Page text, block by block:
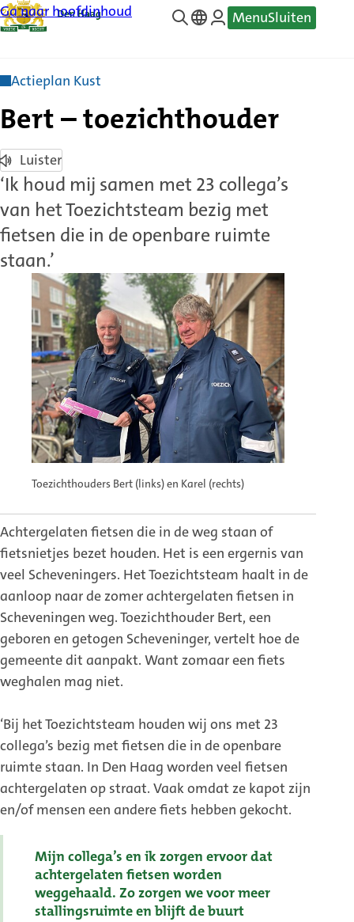
Ga naar hoofdinhoud
—
MenuSluiten
Actieplan Kust
Bert – toezichthouder
Luister
‘Ik houd mij samen met 23 collega’s
van het Toezichtsteam bezig met
fietsen die in de openbare ruimte
staan.’
Toezichthouders Bert (links) en Karel (rechts)
Achtergelaten fietsen die in de weg staan of
fietsnietjes bezet houden. Het is een ergernis van
veel Scheveningers. Het Toezichtsteam haalt in de
aanloop naar de zomer achtergelaten fietsen in
Scheveningen weg. Toezichthouder Bert, een
geboren en getogen Scheveninger, vertelt hoe de
gemeente dit aanpakt. Want zomaar een fiets
weghalen mag niet.
‘Bij het Toezichtsteam houden wij ons met 23
collega’s bezig met fietsen die in de openbare
ruimte staan. In Den Haag worden veel fietsen
achtergelaten op straat. Vaak omdat ze kapot zijn
en/of mensen een andere fiets hebben gekocht.
Mijn collega’s en ik zorgen ervoor dat
achtergelaten fietsen worden
weggehaald. Zo zorgen we voor meer
stallingsruimte en blijft de buurt